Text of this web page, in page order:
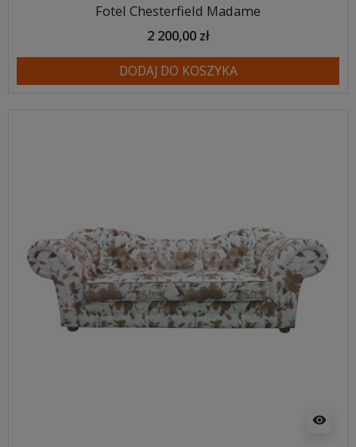
Fotel Chesterfield Madame
2 200,00 zł
DODAJ DO KOSZYKA
visibility